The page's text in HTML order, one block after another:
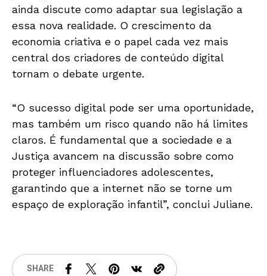
ainda discute como adaptar sua legislação a
essa nova realidade. O crescimento da
economia criativa e o papel cada vez mais
central dos criadores de conteúdo digital
tornam o debate urgente.
“O sucesso digital pode ser uma oportunidade,
mas também um risco quando não há limites
claros. É fundamental que a sociedade e a
Justiça avancem na discussão sobre como
proteger influenciadores adolescentes,
garantindo que a internet não se torne um
espaço de exploração infantil”, conclui Juliane.
SHARE